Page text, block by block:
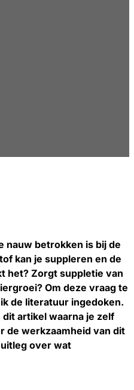
nauw betrokken is bij de
kan je suppleren en de
het? Zorgt suppletie van
Om deze vraag te
de literatuur ingedoken.
artikel waarna je zelf
de werkzaamheid van dit
over wat